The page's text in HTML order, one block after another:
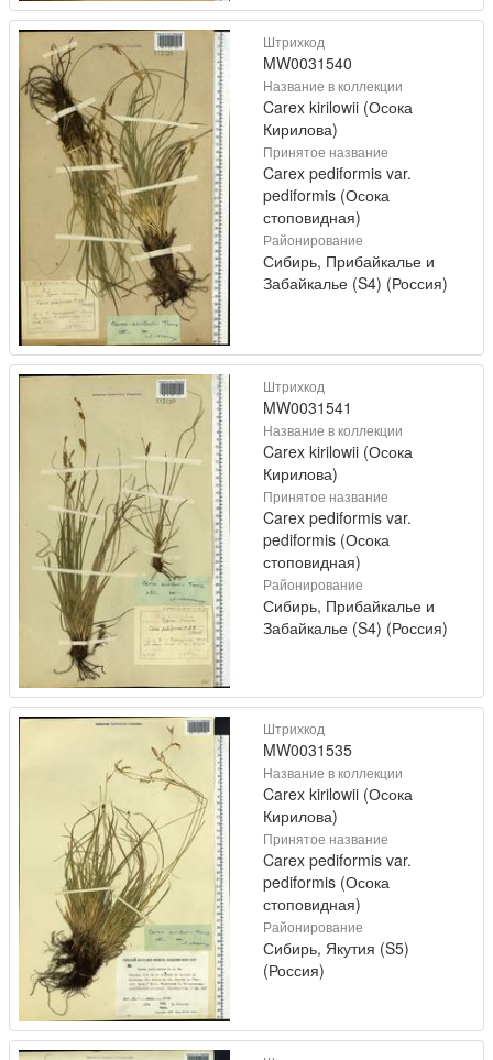
Штрихкод
MW0031540
Название в коллекции
Carex kirilowii (Осока
Кирилова)
Принятое название
Carex pediformis var.
pediformis (Осока
стоповидная)
Районирование
Сибирь, Прибайкалье и
Забайкалье (S4) (Россия)
Штрихкод
MW0031541
Название в коллекции
Carex kirilowii (Осока
Кирилова)
Принятое название
Carex pediformis var.
pediformis (Осока
стоповидная)
Районирование
Сибирь, Прибайкалье и
Забайкалье (S4) (Россия)
Штрихкод
MW0031535
Название в коллекции
Carex kirilowii (Осока
Кирилова)
Принятое название
Carex pediformis var.
pediformis (Осока
стоповидная)
Районирование
Сибирь, Якутия (S5)
(Россия)